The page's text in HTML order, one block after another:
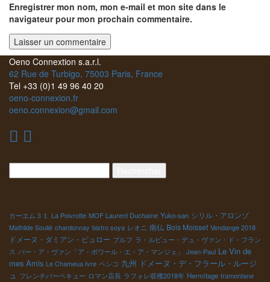
Enregistrer mon nom, mon e-mail et mon site dans le
navigateur pour mon prochain commentaire.
Oeno Connextion s.a.r.l.
62 Rue de Turbigo, 75003 Paris, France
Tel +33 (0)1 49 96 40 20
oeno-connexion.fr
oeno.connexion@gmail.com
カーエム３１ La Poivrotte MOF Laurent Duchaîne Yuko-san シリル・アロンゾ
Mathilde Soulié chardonnay bistro soya レオニ 南仏 Bois Moisset Vendange 2018
ドメーヌ・ダミアン・ビュロー プルフ ラ・ルビュー・デュ・ヴァン・ド・フラン
ス バー・ア・ヴァン「ア・ボワール・エ・ア・マンジェ」 Jean-Paul Le Vin de
mes Amis Le Chameua Ivre ペシコ 九州 ドメーヌ・デ・フラール・ルージ
ュ フレンチバーベキュー ロマン店長 ラフォレ収穫2018年 Hermitage tramontane